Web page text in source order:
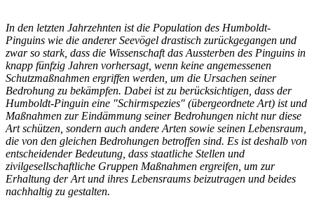
In den letzten Jahrzehnten ist die Population des Humboldt-
Pinguins wie die anderer Seevögel drastisch zurückgegangen und
zwar so stark, dass die Wissenschaft das Aussterben des Pinguins in
knapp fünfzig Jahren vorhersagt, wenn keine angemessenen
Schutzmaßnahmen ergriffen werden, um die Ursachen seiner
Bedrohung zu bekämpfen. Dabei ist zu berücksichtigen, dass der
Humboldt-Pinguin eine "Schirmspezies" (übergeordnete Art) ist und
Maßnahmen zur Eindämmung seiner Bedrohungen nicht nur diese
Art schützen, sondern auch andere Arten sowie seinen Lebensraum,
die von den gleichen Bedrohungen betroffen sind. Es ist deshalb von
entscheidender Bedeutung, dass staatliche Stellen und
zivilgesellschaftliche Gruppen Maßnahmen ergreifen, um zur
Erhaltung der Art und ihres Lebensraums beizutragen und beides
nachhaltig zu gestalten.